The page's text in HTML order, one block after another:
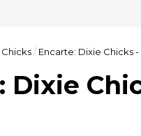
/ Encarte: Dixie Chicks
Dixie